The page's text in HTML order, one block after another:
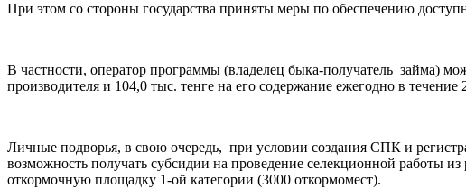
При этом со стороны государства приняты меры по обеспечению
В частности, оператор программы (владелец быка-получатель займа)
производителя и 104,0 тыс. тенге на его содержание ежегодно в течение
Личные подворья, в свою очередь, при условии создания СПК и
возможность получать субсидии на проведение селекционной работы
откормочную площадку 1-ой категории (3000 откормомест).